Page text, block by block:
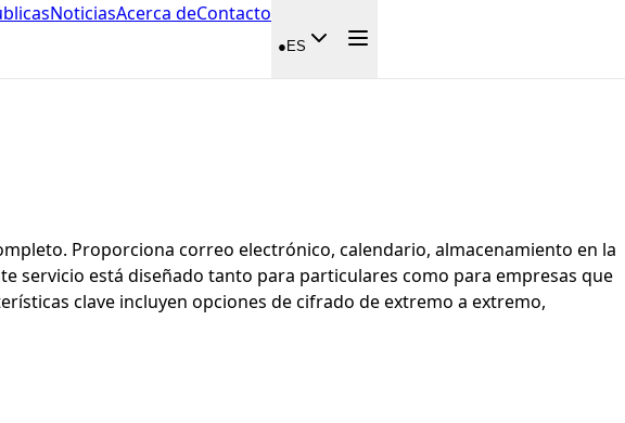
NoticiasAcerca deContacto
●ES
Proporciona correo electrónico, calendario, almacenamiento en la
servicio está diseñado tanto para particulares como para empresas que
clave incluyen opciones de cifrado de extremo a extremo,